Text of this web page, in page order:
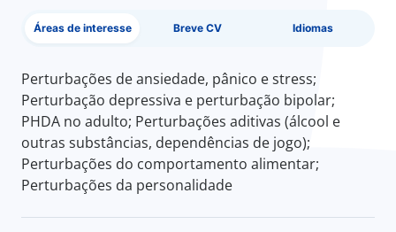
Áreas de interesse Breve CV Idiomas
Perturbações de ansiedade, pânico e stress;
Perturbação depressiva e perturbação bipolar;
PHDA no adulto; Perturbações aditivas (álcool e
outras substâncias, dependências de jogo);
Perturbações do comportamento alimentar;
Perturbações da personalidade